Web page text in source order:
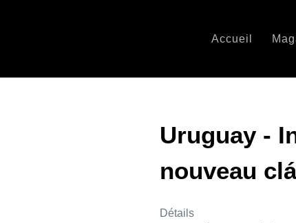
Accueil
Uruguay -
nouveau
Détails